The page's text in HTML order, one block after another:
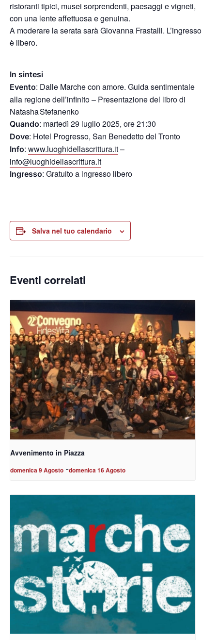
ristoranti tipici, musei sorprendenti, paesaggi e vigneti,
con una lente affettuosa e genuina.
A moderare la serata sarà Giovanna Frastalli. L’ingresso
è libero.
In sintesi
Evento: Dalle Marche con amore. Guida sentimentale
alla regione dell’infinito – Presentazione del libro di
Natasha Stefanenko
Quando: martedì 29 luglio 2025, ore 21:30
Dove: Hotel Progresso, San Benedetto del Tronto
Info: www.luoghidellascrittura.it–
info@luoghidellascrittura.it
Ingresso: Gratuito a ingresso libero
Salva nel tuo calendario
Eventi correlati
Avvenimento in Piazza
domenica 9 Agosto -domenica 16 Agosto